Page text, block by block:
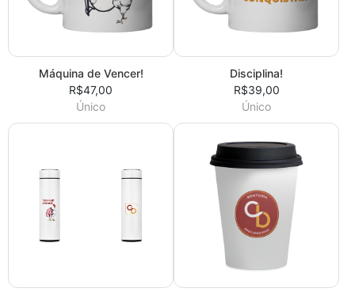
Máquina de Vencer!
R$47,00
Único
Disciplina!
R$39,00
Único